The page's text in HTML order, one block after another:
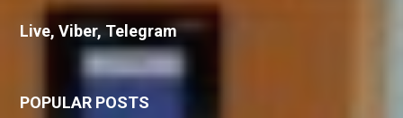
Live, Viber, Telegram
POPULAR POSTS